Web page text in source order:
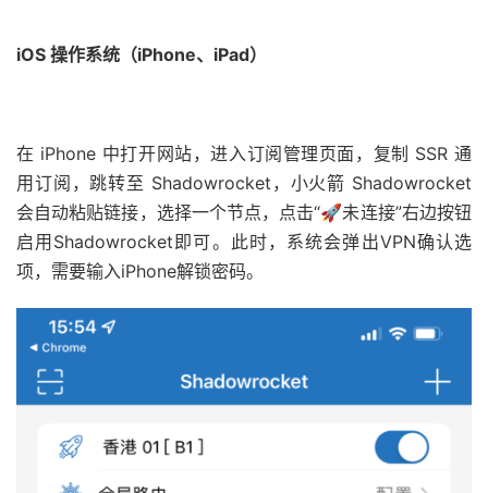
iOS 操作系统（iPhone、iPad）
在 iPhone 中打开网站，进入订阅管理页面，复制 SSR 通
用订阅，跳转至 Shadowrocket，小火箭 Shadowrocket
会自动粘贴链接，选择一个节点，点击“🚀未连接”右边按钮
启用Shadowrocket即可。此时，系统会弹出VPN确认选
项，需要输入iPhone解锁密码。